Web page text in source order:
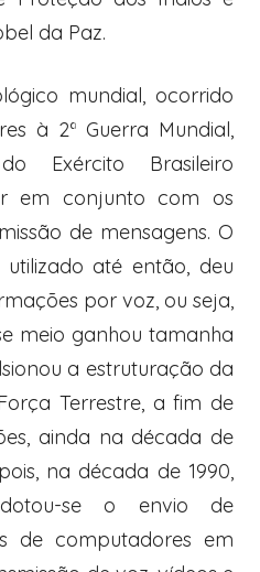
da Paz.
mundial, ocorrido
à 2ª Guerra Mundial,
Exército Brasileiro
em conjunto com os
de mensagens. O
até então, deu
por voz, ou seja,
meio ganhou tamanha
a estruturação da
Terrestre, a fim de
ainda na década de
na década de 1990,
se o envio de
de computadores em